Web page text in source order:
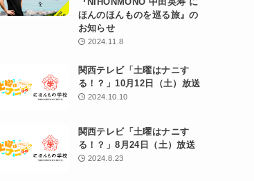
ほんのほんものを巡る旅』の
お知らせ
2024.11.8
関西テレビ「土曜はナニす
る！？」10月12日（土）放送
2024.10.10
関西テレビ「土曜はナニす
る！？」8月24日（土）放送
2024.8.23